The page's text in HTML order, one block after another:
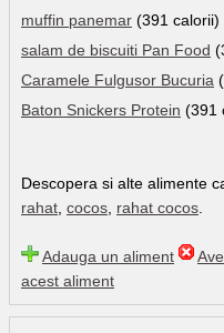
muffin panemar (391 calorii)
salam de biscuiti Pan Food
Caramele Fulgusor Bucuria
Baton Snickers Protein (391
Descopera si alte alimente
rahat cocos rahat cocos
Adauga un aliment
acest aliment